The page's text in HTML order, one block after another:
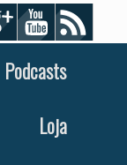
Podcasts
Loja